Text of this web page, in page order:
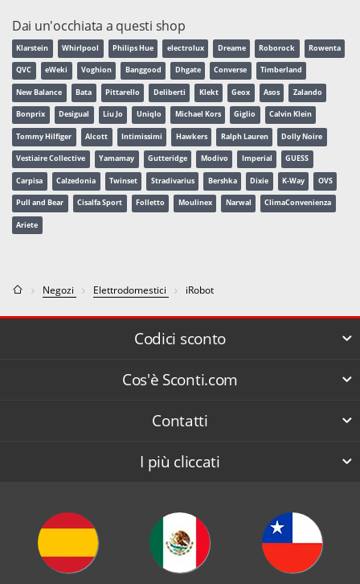
Dai un'occhiata a questi shop
Klarstein Whirlpool Philips Hue electrolux Dreame Roborock Rowenta
QVC eWeki Voghion Banggood Dhgate Converse Timberland
New Balance Bata Pittarello Deliberti Klekt Geox Asos Zalando
Bonprix Desigual Liu Jo Uniqlo Michael Kors Giglio Calvin Klein
Tommy Hilfiger Alcott Intimissimi Hawkers Ralph Lauren Dolly Noire
Vestiaire Collective Yamamay Gutteridge Modivo Imperial GUESS
Carpisa Calzedonia Twinset Stradivarius Bershka Dixie K-Way OVS
Pull and Bear Cisalfa Sport Folletto Moulinex Narwal ClimaConvenienza
Ariete
Negozi Elettrodomestici iRobot
Codici sconto
Cos'è Sconti.com
Contatti
I più cliccati